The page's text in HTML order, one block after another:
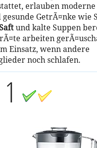
erlauben
GetrÃ¤nke wie
und kalte Suppen
arbeiten
Einsatz, wenn andere
noch schlafen.